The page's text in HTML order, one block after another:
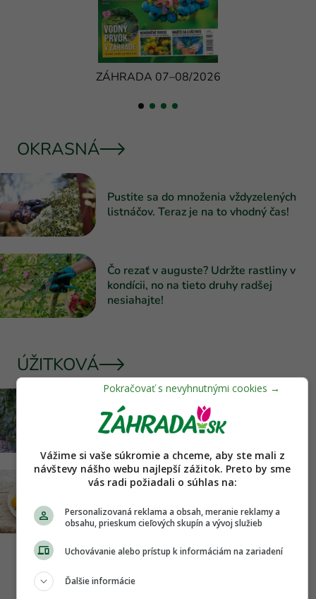
ZÁHRADA 07–08/2026
OKRASNÁ
Pustite sa do množenia vždyzelených
listnáčov. Teraz je na to vhodný čas!
Čo rezať v auguste? Udržte rastliny v
kondícii, no na tieto druhy radšej
nesiahajte!
ÚŽITKOVÁ
Zlaté žltnutie viniča sa šíri
Slovenskom. Čo si treba všímať a čo
musí urobiť aj bežný záhradkár?
Aj vy im hovoríte mirabelky? Hoci sa
prospešných látok
IZBOVKY
Vážime si vaše súkromie a chceme, aby ste mali z
návštevy nášho webu najlepší zážitok. Preto by sme
vás radi požiadali o súhlas na:
Personalizovaná reklama a obsah, meranie reklamy a
obsahu, prieskum cieľových skupín a vývoj služieb
Uchovávanie alebo prístup k informáciám na zariadení
Ďalšie informácie